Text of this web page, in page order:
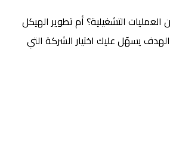
التشغيلية؟ أم تطوير الهيكل
يسهّل عليك اختيار الشركة التي